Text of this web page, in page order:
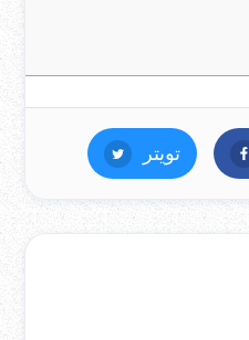
فيسبوكتويتر تويتر